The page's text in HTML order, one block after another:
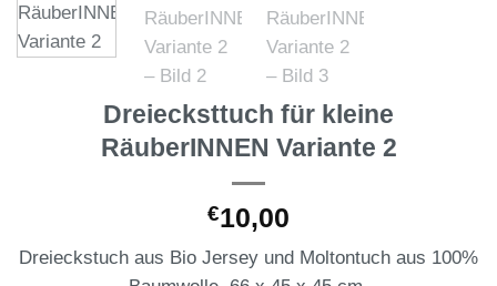
Dreiecksttuch für kleine
RäuberINNEN Variante 2
€10,00
Dreieckstuch aus Bio Jersey und Moltontuch aus 100%